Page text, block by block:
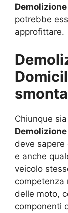
potrebbe
approfittare.
Chiunque
deve
e anche
veicolo
competenza
delle moto,
componenti